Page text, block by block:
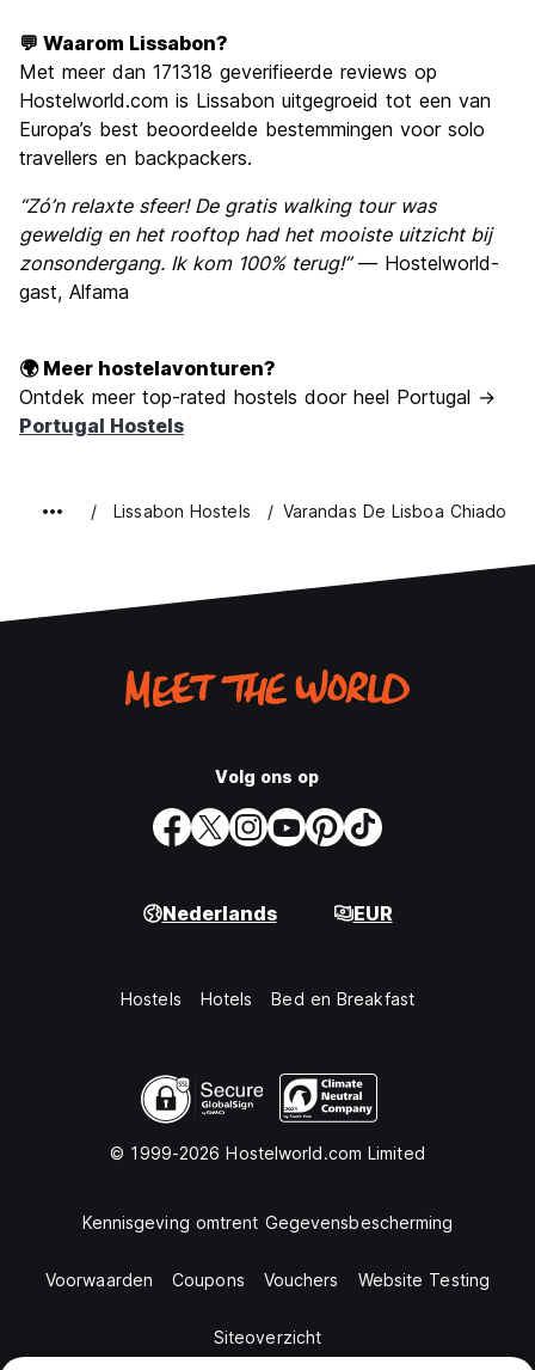
💬 Waarom Lissabon?
Met meer dan 171318 geverifieerde reviews op
Hostelworld.com is Lissabon uitgegroeid tot een van
Europa’s best beoordeelde bestemmingen voor solo
travellers en backpackers.
“Zó’n relaxte sfeer! De gratis walking tour was
geweldig en het rooftop had het mooiste uitzicht bij
zonsondergang. Ik kom 100% terug!”— Hostelworld-
gast, Alfama
🌍 Meer hostelavonturen?
Ontdek meer top-rated hostels door heel Portugal →
Portugal Hostels
Lissabon Hostels Varandas De Lisboa Chiado
Volg ons op
Nederlands EUR
Hostels Hotels Bed en Breakfast
© 1999-2026 Hostelworld.com Limited
Kennisgeving omtrent Gegevensbescherming
Voorwaarden Coupons Vouchers Website Testing
Siteoverzicht